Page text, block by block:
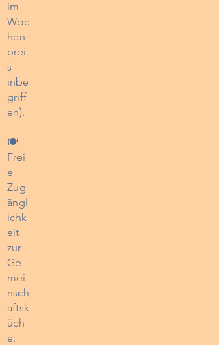
im
Woc
hen
prei
s
inbe
griff
en).
🍽️
Frei
e
Zug
ängl
ichk
eit
zur
Ge
mei
nsch
aftsk
üch
e: